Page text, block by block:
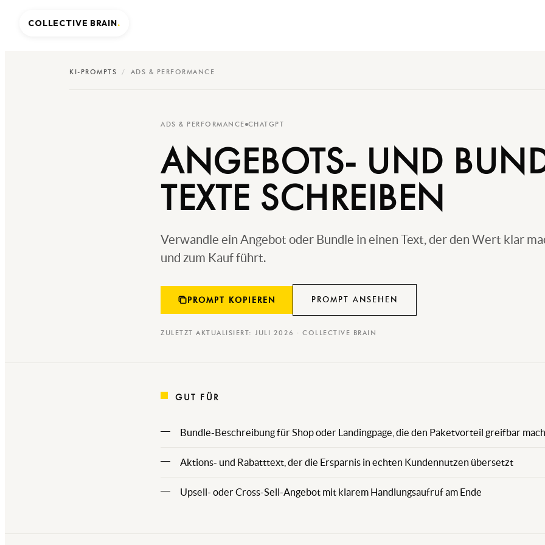
KI-PROMPTS / ADS & PERFORMANCE
ADS & PERFORMANCE CHATGPT
ANGEBOTS- UND
TEXTE SCHREIBEN
Verwandle ein Angebot oder Bundle in einen Text, der den Wert klar
und zum Kauf führt.
PROMPT KOPIEREN PROMPT ANSEHEN
ZULETZT AKTUALISIERT: JULI 2026 · COLLECTIVE BRAIN
GUT FÜR
Bundle-Beschreibung für Shop oder Landingpage, die den Paketvorteil greifbar
Aktions- und Rabatttext, der die Ersparnis in echten Kundennutzen übersetzt
Upsell- oder Cross-Sell-Angebot mit klarem Handlungsaufruf am Ende
COLLECTIVE BRAIN.